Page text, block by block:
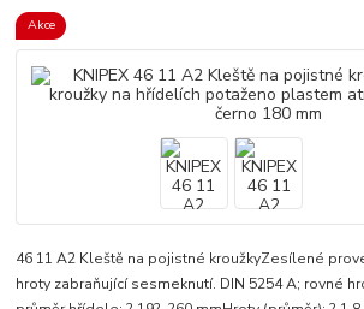
Akce
46 11 A2 Kleště na pojistné kroužkyZesílené
hroty zabraňující sesmeknutí. DIN 5254 A; rovné